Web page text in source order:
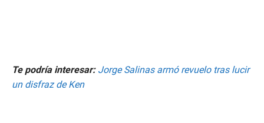
Te podría interesar: Jorge Salinas armó revuelo tras lucir
un disfraz de Ken